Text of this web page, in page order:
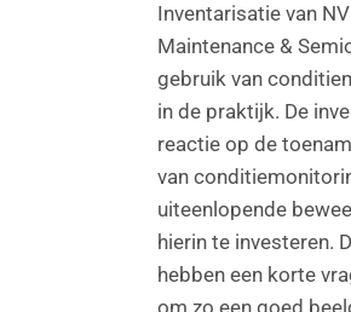
Inventarisatie van
Maintenance &
gebruik van
in de praktijk. De
reactie op de
van
uiteenlopende
hierin te investeren.
hebben een korte
om zo een goed